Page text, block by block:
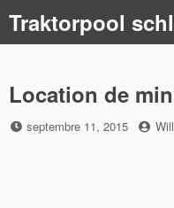
content
Traktorpool
Location de
Posted
septembre 11, 2015 by